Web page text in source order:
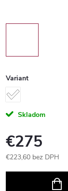
Variant
Skladom
€275
€223,60 bez DPH